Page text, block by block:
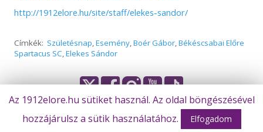
http://1912elore.hu/site/staff/elekes-sandor/
Címkék: Születésnap,Esemény,Boér Gábor,Békéscsabai Előre
Spartacus SC,Elekes Sándor
© Békéscsaba 1912 Előre Futball Zrt.
Az 1912elore.hu sütiket használ. Az oldal böngészésével
hozzájárulsz a sütik használatához.
Elfogadom
Olvasta már?